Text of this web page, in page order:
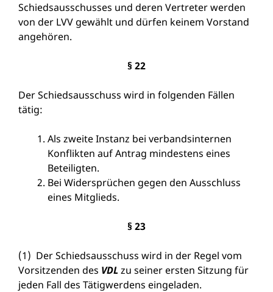
Schiedsausschusses und deren Vertreter werden
von der LVV gewählt und dürfen keinem Vorstand
angehören.
§ 22
Der Schiedsausschuss wird in folgenden Fällen
tätig:
Als zweite Instanz bei verbandsinternen
Konflikten auf Antrag mindestens eines
Beteiligten.
Bei Widersprüchen gegen den Ausschluss
eines Mitglieds.
§ 23
(1) Der Schiedsausschuss wird in der Regel vom
Vorsitzenden des VDLzu seiner ersten Sitzung für
jeden Fall des Tätigwerdens eingeladen.